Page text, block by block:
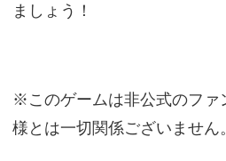
ましょう！
※このゲームは非公式のファ
様とは一切関係ございません。